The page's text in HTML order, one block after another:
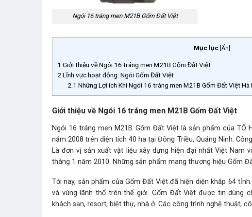
Ngói 16 tráng men M21B Gốm Đất Việt
Mục lục Ẩn
1 Giới thiệu về Ngói 16 tráng men M21B Gốm Đất Việt
2 Lĩnh vực hoạt động: Ngói Gốm Đất Việt
2.1 Những Lợi ích Khi Ngói 16 tráng men M21B Gốm Đất Việt Hà
Giới thiệu về Ngói 16 tráng men M21B Gốm Đất Việt
Ngói 16 tráng men M21B Gốm Đất Việt là sản phẩm của TỔ
năm 2008 trên diện tích 40 ha tại Đông Triều, Quảng Ninh.
Là đơn vị sản xuất vật liệu xây dựng hiện đại nhất Việt Nam
tháng 1 năm 2010. Những sản phẩm mang thương hiệu Gốm
Tới nay, sản phẩm của Gốm Đất Việt đã hiện diện khắp 64
và vùng lãnh thổ trên thế giới. Gốm Đất Việt được tin dùng
khách sạn, resort, biệt thự, nhà ở. Các công trình nghệ thuật,